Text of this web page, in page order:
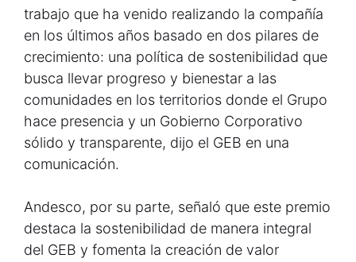
trabajo que ha venido realizando la compañía
en los últimos años basado en dos pilares de
crecimiento: una política de sostenibilidad que
busca llevar progreso y bienestar a las
comunidades en los territorios donde el Grupo
hace presencia y un Gobierno Corporativo
sólido y transparente, dijo el GEB en una
comunicación.
Andesco, por su parte, señaló que este premio
destaca la sostenibilidad de manera integral
del GEB y fomenta la creación de valor